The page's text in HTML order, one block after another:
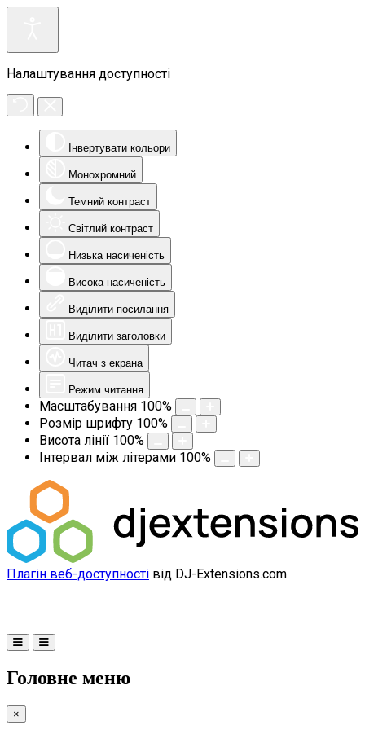
Налаштування доступності
Інвертувати кольори
Монохромний
Темний контраст
Світлий контраст
Низька насиченість
Висока насиченість
Виділити посилання
Виділити заголовки
Читач з екрана
Режим читання
Масштабування 100%
Розмір шрифту 100%
Висота лінії 100%
Інтервал між літерами 100%
Плагін веб-доступності від DJ-Extensions.com
Головне меню
×